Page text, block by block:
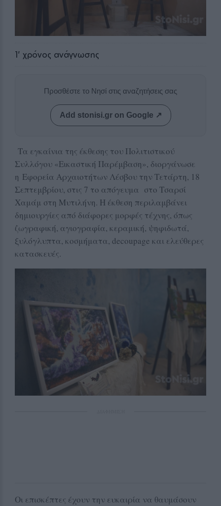
1' χρόνος ανάγνωσης
Προσθέστε το Νησί στις αναζητήσεις σας
Add stonisi.gr on Google ↗
Τα εγκαίνια της έκθεσης του Πολιτιστικού
Συλλόγου «Εικαστική Παρέμβαση», διοργάνωσε
η Εφορεία Αρχαιοτήτων Λέσβου την Τετάρτη, 18
Σεπτεμβρίου, στις 7 το απόγευμα στο Τσαρσί
Χαμάμ στη Μυτιλήνη. Η έκθεση περιλαμβάνει
δημιουργίες από διάφορες μορφές τέχνης, όπως
ζωγραφική, αγιογραφία, κεραμική, ψηφιδωτά,
ξυλόγλυπτα, κοσμήματα, decoupage και ελεύθερες
κατασκευές.
Οι επισκέπτες έχουν την ευκαιρία να θαυμάσουν